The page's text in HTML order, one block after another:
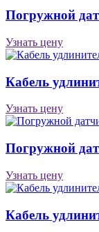
Погружной
Узнать цену
Кабель
Узнать цену
Погружной
Узнать цену
Кабель